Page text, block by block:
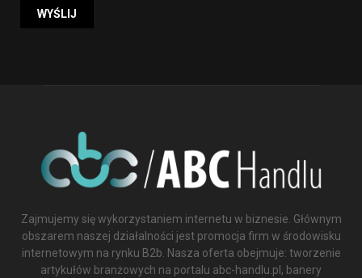
Zajmujemy się wykorzystaniem internetu w biznesie. Głównym
obszarem naszej działalności jest promocja firm w środowisku
internetowym na rynku B2b. Nasza oferta obejmuje: tworzenie
artykułów branżowych na portalu abc-handlu.pl, banery